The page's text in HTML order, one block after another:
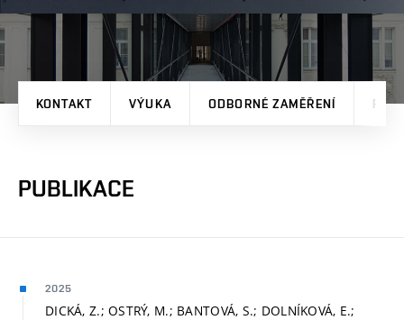
KONTAKT VÝUKA ODBORNÉ ZAMĚŘENÍ
PUBLIKACE
2025
DICKÁ, Z.; OSTRÝ, M.; BANTOVÁ, S.; DOLNÍKOVÁ, E.;